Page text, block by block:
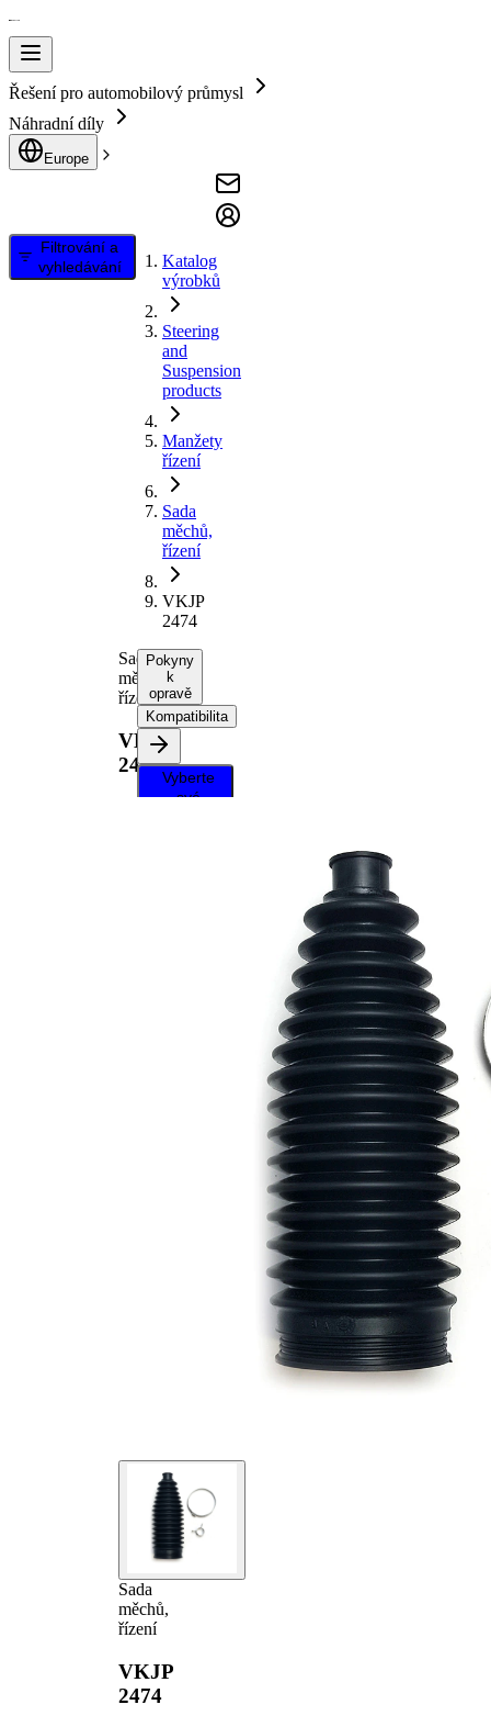
Řešení pro automobilový průmysl
Náhradní díly
Europe
Filtrování a
vyhledávání
Katalog
výrobků
Steering
and
Suspension
products
Manžety
řízení
Sada
měchů,
řízení
VKJP
2474
Sada
měchů,
řízení
VKJP
2474
Sada
měchů,
řízení
VKJP
2474
Pokyny
k
opravě
Kompatibilita
Vyberte
své